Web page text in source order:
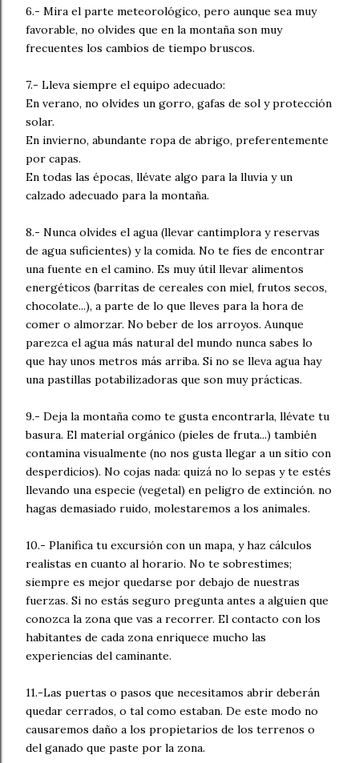
6.- Mira el parte meteorológico, pero aunque sea muy
favorable, no olvides que en la montaña son muy
frecuentes los cambios de tiempo bruscos.
7.- Lleva siempre el equipo adecuado:
En verano, no olvides un gorro, gafas de sol y protección
solar.
En invierno, abundante ropa de abrigo, preferentemente
por capas.
En todas las épocas, llévate algo para la lluvia y un
calzado adecuado para la montaña.
8.- Nunca olvides el agua (llevar cantimplora y reservas
de agua suficientes) y la comida. No te fíes de encontrar
una fuente en el camino. Es muy útil llevar alimentos
energéticos (barritas de cereales con miel, frutos secos,
chocolate...), a parte de lo que lleves para la hora de
comer o almorzar. No beber de los arroyos. Aunque
parezca el agua más natural del mundo nunca sabes lo
que hay unos metros más arriba. Si no se lleva agua hay
una pastillas potabilizadoras que son muy prácticas.
9.- Deja la montaña como te gusta encontrarla, llévate tu
basura. El material orgánico (pieles de fruta...) también
contamina visualmente (no nos gusta llegar a un sitio con
desperdicios). No cojas nada: quizá no lo sepas y te estés
llevando una especie (vegetal) en peligro de extinción. no
hagas demasiado ruido, molestaremos a los animales.
10.- Planifica tu excursión con un mapa, y haz cálculos
realistas en cuanto al horario. No te sobrestimes;
siempre es mejor quedarse por debajo de nuestras
fuerzas. Si no estás seguro pregunta antes a alguien que
conozca la zona que vas a recorrer. El contacto con los
habitantes de cada zona enriquece mucho las
experiencias del caminante.
11.-Las puertas o pasos que necesitamos abrir deberán
quedar cerrados, o tal como estaban. De este modo no
causaremos daño a los propietarios de los terrenos o
del ganado que paste por la zona.